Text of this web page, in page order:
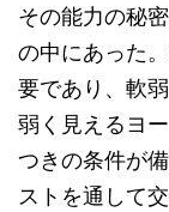
その能力の秘
の中にあった
要であり、軟
弱く見えるヨ
つきの条件が
ストを通して